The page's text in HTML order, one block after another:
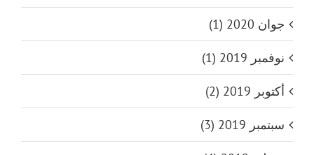
جوان 2020 (1)
نوفمبر 2019 (1)
أكتوبر 2019 (2)
سبتمبر 2019 (3)